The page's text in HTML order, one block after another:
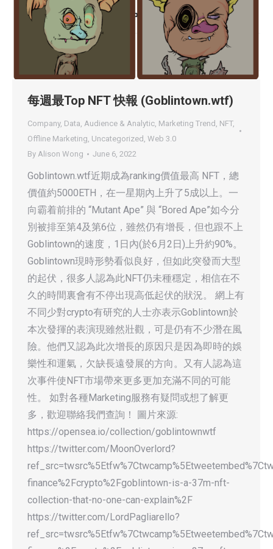
每週最Top NFT 快報 (Goblintown.wtf)
Company, Data, Audience & Analytic, Marketing Trend , NFT,
Offline Marketing, Uncategorized , Web 3.0
By Alison Wong June 6, 2022
Goblintown.wtf近期成為ranking價值最高 NFT，總
價值約5000ETH，在一星期內上升了5成以上。一
向霸着前排的 “Mutant Ape” 與 “Bored Ape”如今分
別被排至第4及第6位，雖然仍有增長，但也跟不上
Goblintown的速度，1日內(於6月2日)上升約90%。
Goblintown現時形勢看似良好，但如此突發而大型
的起伏，很多人認為此NFT仍未種穩定，相信在不
久的時間裏會有不停出現高低起伏的狀況。 網上有
不同少對crypto有研究的人士亦表示Goblintown於
本次發揮的表演現雖然壯觀，可是仍有不少潛在風
險。他們又認為此次增長的原因只是因為即時的娛
樂性和運氣，欠缺長遠發展的方向。又有人認為這
次事件使NFT市場帶來更多更加充滿不同的可能
性。 如對各種Marketing服務有疑問或想了解更
多，歡迎聯絡我們查詢！ 圖片來源:
https://opensea.io/collection/goblintownwtf
https://twitter.com/MoonOverlord?
finance%2Fcrypto%2Fgoblintown-is-a-37m-nft-
collection-that-no-one-can-explain%2F
https://twitter.com/LordPagliarello?